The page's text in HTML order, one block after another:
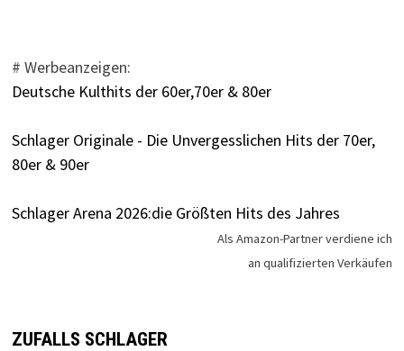
# Werbeanzeigen:
Deutsche Kulthits der 60er,70er & 80er
Schlager Originale - Die Unvergesslichen Hits der 70er,
80er & 90er
Schlager Arena 2026:die Größten Hits des Jahres
Als Amazon-Partner verdiene ich
an qualifizierten Verkäufen
ZUFALLS SCHLAGER